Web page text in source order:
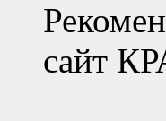
сайт